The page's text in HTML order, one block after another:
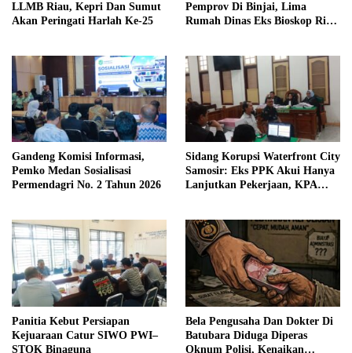
LLMB Riau, Kepri Dan Sumut
Akan Peringati Harlah Ke-25
Pemprov Di Binjai, Lima
Rumah Dinas Eks Bioskop Ria
Gandeng Komisi Informasi,
Pemko Medan Sosialisasi
Permendagri No. 2 Tahun 2026
Sidang Korupsi Waterfront City
Samosir: Eks PPK Akui Hanya
Lanjutkan Pekerjaan, KPA
Panitia Kebut Persiapan
Kejuaraan Catur SIWO PWI–
STOK Binaguna
Bela Pengusaha Dan Dokter Di
Batubara Diduga Diperas
Oknum Polisi, Kenaikan